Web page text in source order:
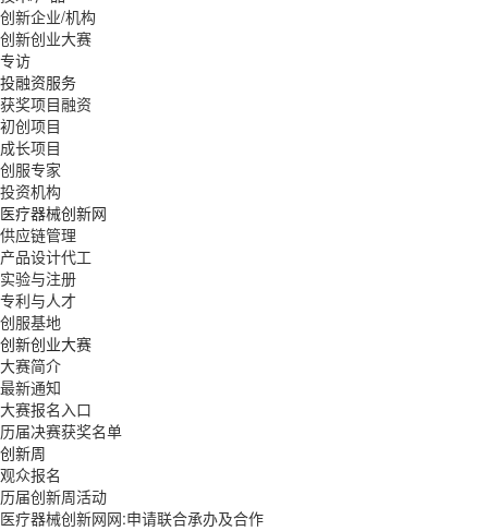
创新企业/机构
创新创业大赛
专访
投融资服务
获奖项目融资
初创项目
成长项目
创服专家
投资机构
医疗器械创新网
供应链管理
产品设计代工
实验与注册
专利与人才
创服基地
创新创业大赛
大赛简介
最新通知
大赛报名入口
历届决赛获奖名单
创新周
观众报名
历届创新周活动
医疗器械创新网网:申请联合承办及合作